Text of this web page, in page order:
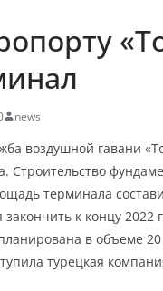
news
воздушной гавани
Строительство
терминала
закончить к концу 2022
в объеме
турецкая